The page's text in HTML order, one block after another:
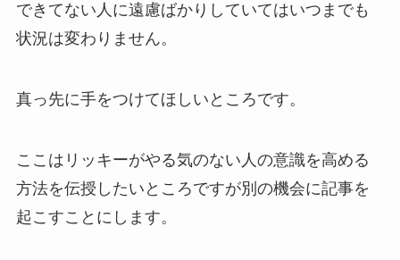
できてない人に遠慮ばかりしていてはいつまでも
状況は変わりません。
真っ先に手をつけてほしいところです。
ここはリッキーがやる気のない人の意識を高める
方法を伝授したいところですが別の機会に記事を
起こすことにします。